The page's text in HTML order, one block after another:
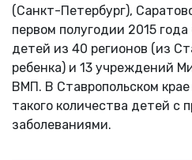
(Санкт-Петербург),
первом полугодии 2015
детей из 40 регионов (из
ребенка) и 13 учреждений
ВМП. В Ставропольском
такого количества детей с
заболеваниями.